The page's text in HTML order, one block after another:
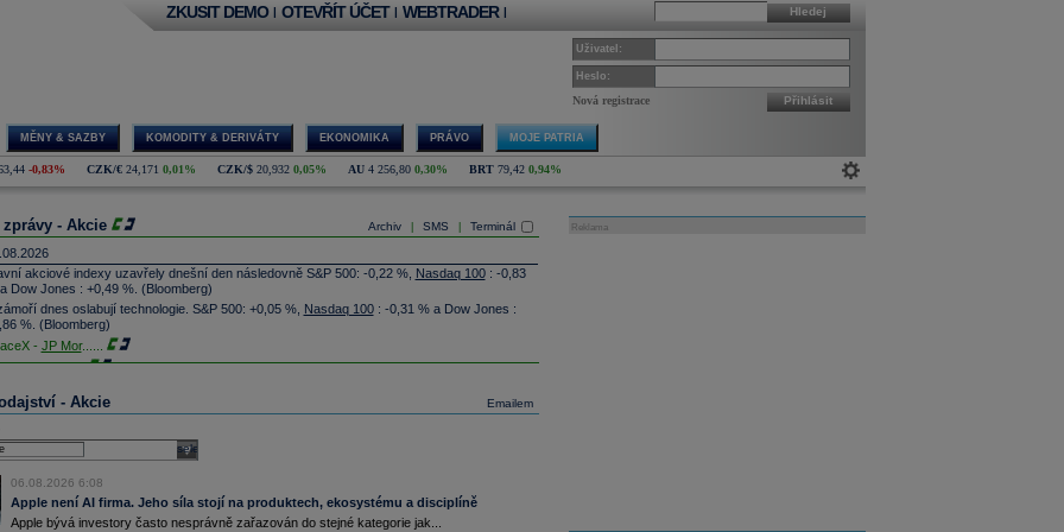
Hledej
ZKUSIT DEMO | OTEVŘÍT ÚČET | WEBTRADER |
Uživatel:
Heslo:
Nová registrace Přihlásit
MĚNY & SAZBY KOMODITY & DERIVÁTY EKONOMIKA PRÁVO MOJE PATRIA
-0,83% CZK/€ 24,171 0,01% CZK/$ 20,932 0,05% AU 4 256,80 0,30% BRT 79,42 0,94%
Archiv SMS Terminál
zprávy - Akcie
akciové indexy uzavřely dnešní den následovně S&P 500: -0,22 %, Nasdaq 100: -0,83
Dow Jones : +0,49 %. (Bloomberg)
dnes oslabují technologie. S&P 500: +0,05 %, Nasdaq 100: -0,31 % a Dow Jones :
%. (Bloomberg)
- JP Mor......
Techno...
- T...
získala podíl v kanadské firmě North Vector Dynamics (NVD), která vyvíjí raketové
technologie protivzdušné obrany a hypersonické technologie. Hodnotu investice ani
podílu ale nesdělila. Cílem investice je podpořit obchod produktů kanadského podniku a
je zejména na trzích členských států NATO (ČTK)
Networks...
-JP Morga......
Emailem
- Akcie
select
06.08.2026 6:08
Apple není AI firma. Jeho síla stojí na produktech, ekosystému a disciplíně
Apple bývá investory často nesprávně zařazován do stejné kategorie jak...
Reklama